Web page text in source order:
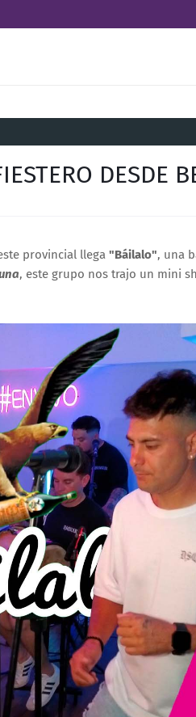
DESDE
provincial llega "Báilalo", una
, este grupo nos trajo un mini